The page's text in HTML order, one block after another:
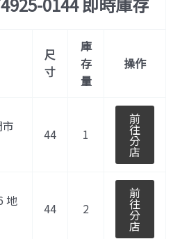
尺
寸
庫
存
量
操作
44 1
前
往
分
店
地
44 2
前
往
分
店